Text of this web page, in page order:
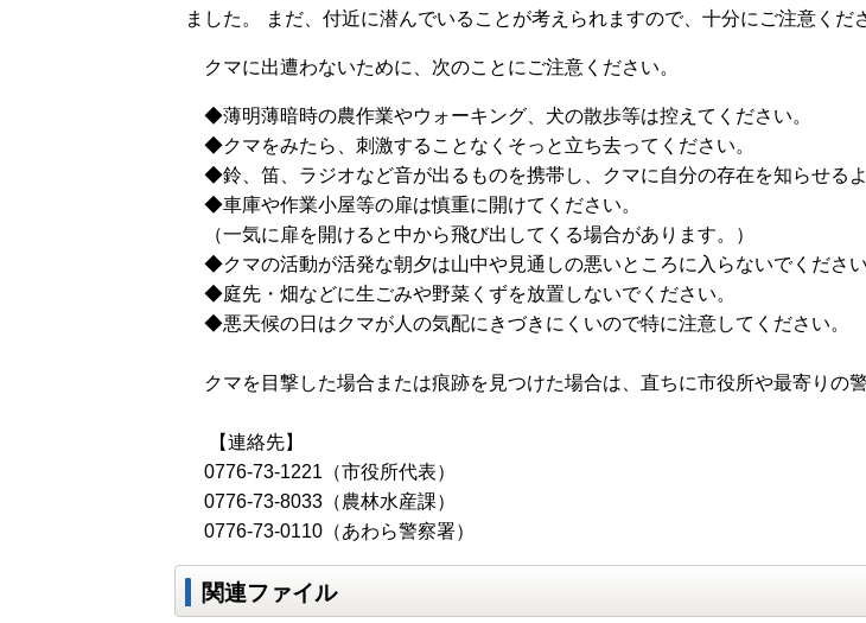
ました。 まだ、付近に潜んでいることが考えられますので、十分にご注意くだ
クマに出遭わないために、次のことにご注意ください。
◆薄明薄暗時の農作業やウォーキング、犬の散歩等は控えてください。
◆クマをみたら、刺激することなくそっと立ち去ってください。
◆鈴、笛、ラジオなど音が出るものを携帯し、クマに自分の存在を知らせるよ
◆車庫や作業小屋等の扉は慎重に開けてください。
（一気に扉を開けると中から飛び出してくる場合があります。）
◆クマの活動が活発な朝夕は山中や見通しの悪いところに入らないでください
◆庭先・畑などに生ごみや野菜くずを放置しないでください。
◆悪天候の日はクマが人の気配にきづきにくいので特に注意してください。
クマを目撃した場合または痕跡を見つけた場合は、直ちに市役所や最寄りの
【連絡先】
0776-73-1221（市役所代表）
0776-73-8033（農林水産課）
0776-73-0110（あわら警察署）
関連ファイル